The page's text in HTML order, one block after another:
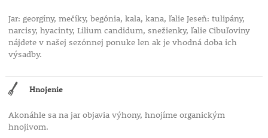
Jar: georgíny, mečíky, begónia, kala, kana, ľalie Jeseň: tulipány,
narcisy, hyacinty, Lilium candidum, snežienky, ľalie Cibuľoviny
nájdete v našej sezónnej ponuke len ak je vhodná doba ich
výsadby.
Hnojenie
Akonáhle sa na jar objavia výhony, hnojíme organickým
hnojivom.